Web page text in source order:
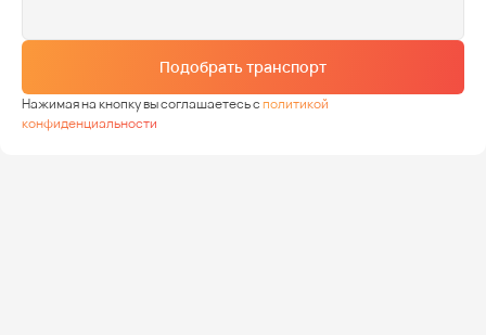
Подобрать транспорт
Нажимая на кнопку вы соглашаетесь сполитикой
конфиденциальности